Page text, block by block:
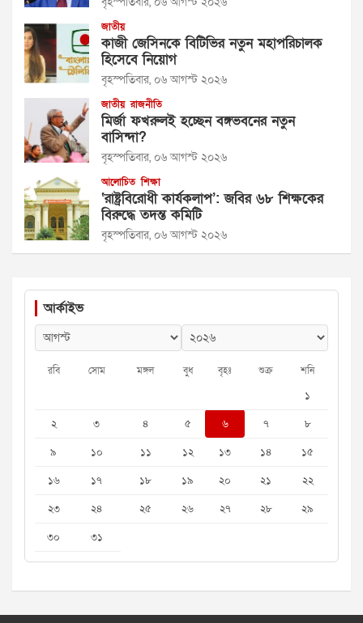
জাতীয়
কাজী জেসিনকে বিটিভির নতুন মহাপরিচালক
হিসেবে নিয়োগ
বৃহস্পতিবার, ০৬ আগস্ট ২০২৬
জাতীয় রাজনীতি
মির্জা ফখরুলই হচ্ছেন বঙ্গভবনের নতুন
বাসিন্দা?
বৃহস্পতিবার, ০৬ আগস্ট ২০২৬
আলোচিত শিক্ষা
‘রাষ্ট্রবিরোধী কার্যকলাপ’: জবির ৬৮ শিক্ষকের
বিরুদ্ধে তদন্ত কমিটি
বৃহস্পতিবার, ০৬ আগস্ট ২০২৬
আর্কাইভ
রবি সোম মঙ্গল বুধ বৃহঃ শুক্র শনি
১
২
৩ ৪ ৫ ৬ ৭
৮
৯
১০ ১১ ১২ ১৩ ১৪
১৫
১৬
১৭ ১৮ ১৯ ২০ ২১
২২
২৩
২৪ ২৫ ২৬ ২৭ ২৮
২৯
৩০
৩১